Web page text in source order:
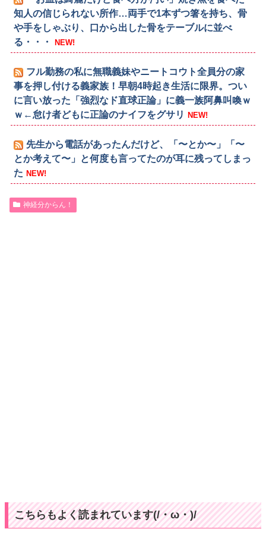
知人の信じられない所作…両手で1本ずつ箸を持ち、骨
や手をしゃぶり、口から出した骨をテーブルに並べ
る・・・
NEW!
フル勤務の私に無職義妹やニートコウト全員分の家
事を押し付ける義家族！早朝4時起き生活に限界。つい
に言い放った「強烈なド直球正論」に義一族阿鼻叫喚ｗ
ｗ←怠け者どもに正論のナイフをグサリ NEW!
先生から電話があったんだけど、「〜とか〜」「〜
とか考えて〜」と何度も言ってたのが耳に残ってしまっ
た NEW!
神経分からん！
こちらもよく読まれています(/・ω・)/